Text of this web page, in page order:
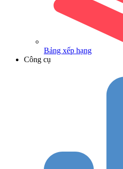
Bảng xếp hạng
Công cụ